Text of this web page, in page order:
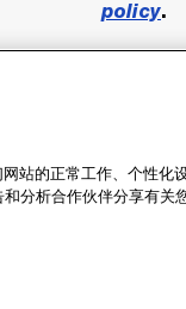
policy.
站的正常工作、个性化
分析合作伙伴分享有关